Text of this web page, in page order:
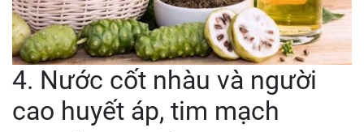
4. Nước cốt nhàu và người
cao huyết áp, tim mạch